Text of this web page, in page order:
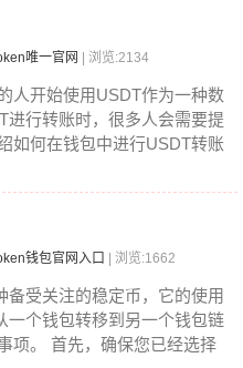
唯一官网 | 浏览:2134
人开始使用USDT作为一种数
进行转账时，很多人会需要提
如何在钱包中进行USDT转账
钱包官网入口 | 浏览:1662
受关注的稳定币，它的使用
一个钱包转移到另一个钱包链
项。 首先，确保您已经选择